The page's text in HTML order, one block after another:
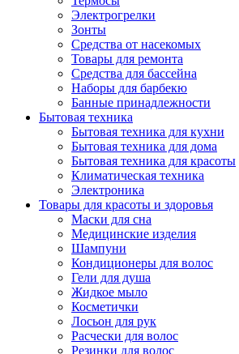
Электрогрелки
Зонты
Средства от насекомых
Товары для ремонта
Средства для бассейна
Наборы для барбекю
Банные принадлежности
Бытовая техника
Бытовая техника для кухни
Бытовая техника для дома
Бытовая техника для красоты
Климатическая техника
Электроника
Товары для красоты и здоровья
Маски для сна
Медицинские изделия
Шампуни
Кондиционеры для волос
Гели для душа
Жидкое мыло
Косметички
Лосьон для рук
Расчески для волос
Резинки для волос